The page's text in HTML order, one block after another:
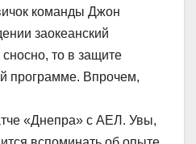
команды Джон
заокеанский
то в защите
программе. Впрочем,
«Днепра» с АЕЛ. Увы,